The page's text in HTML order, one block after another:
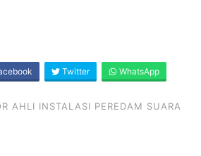
Twitter WhatsApp
AHLI INSTALASI PEREDAM SUARA